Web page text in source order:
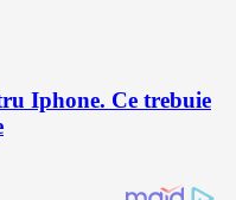
Iphone. Ce trebuie